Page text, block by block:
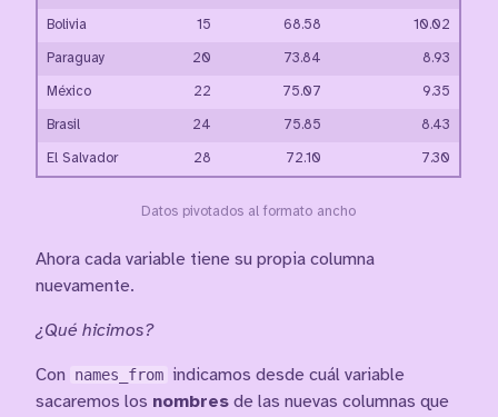
Bolivia 15 68.58 10.02
Paraguay 20 73.84 8.93
México 22 75.07 9.35
Brasil 24 75.85 8.43
El Salvador 28 72.10 7.30
Datos pivotados al formato ancho
Ahora cada variable tiene su propia columna
nuevamente.
¿Qué hicimos?
Con names_from indicamos desde cuál variable
sacaremos los nombres de las nuevas columnas que